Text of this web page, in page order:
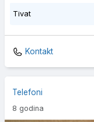
Tivat
Kontakt
Telefoni
8 godina